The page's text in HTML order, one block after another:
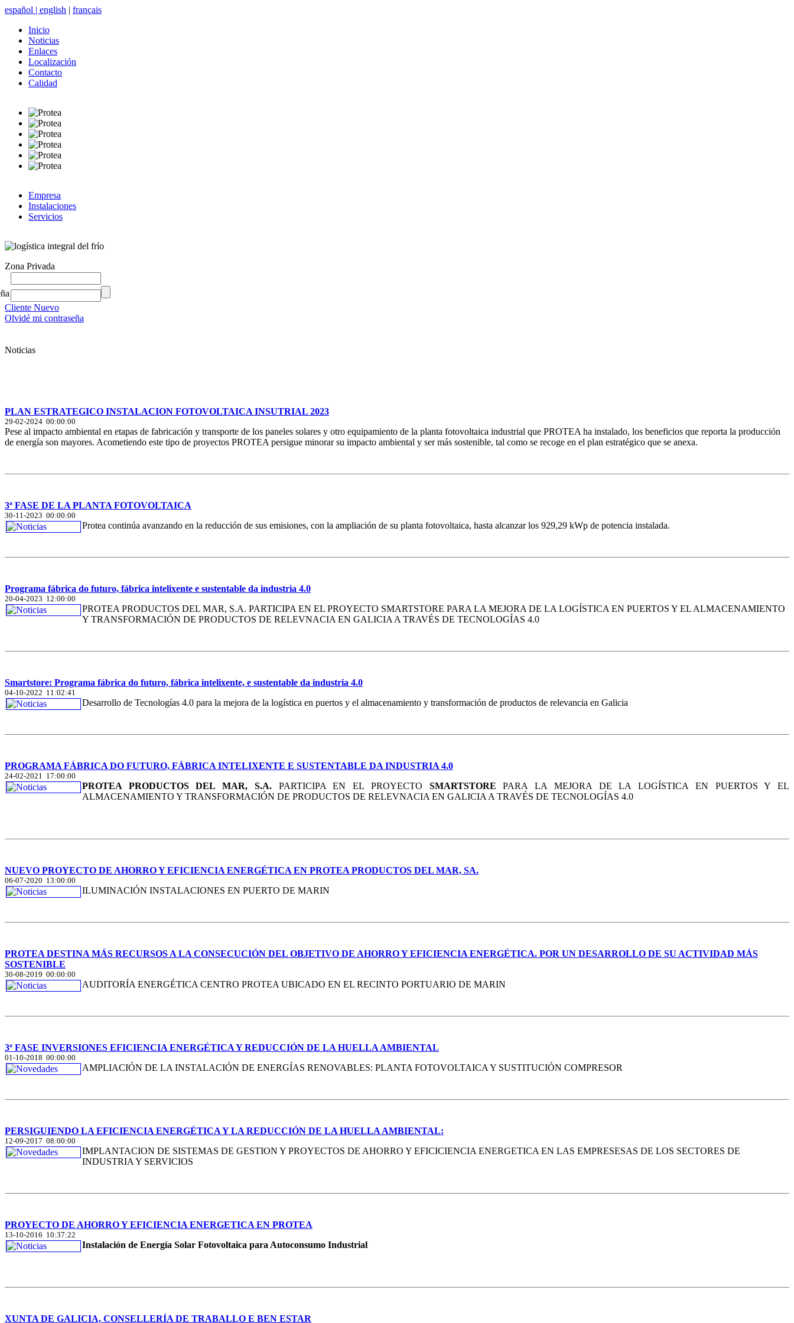
español | english | français
Inicio
Noticias
Enlaces
Localización
Contacto
Calidad
Empresa
Instalaciones
Servicios
logística integral del frío
Zona Privada
Cliente Nuevo
Olvidé mi contraseña
Noticias
PLAN ESTRATEGICO INSTALACION FOTOVOLTAICA INSUTRIAL 2023
29-02-2024 00:00:00
Pese al impacto ambiental en etapas de fabricación y transporte de los paneles solares y otro equipamiento de la planta fotovoltaica industrial que PROTEA ha instalado, los beneficios que reporta la producción
de energía son mayores. Acometiendo este tipo de proyectos PROTEA persigue minorar su impacto ambiental y ser más sostenible, tal como se recoge en el plan estratégico que se anexa.
3ª FASE DE LA PLANTA FOTOVOLTAICA
30-11-2023 00:00:00
Protea continúa avanzando en la reducción de sus emisiones, con la ampliación de su planta fotovoltaica, hasta alcanzar los 929,29 kWp de potencia instalada.
Programa fábrica do futuro, fábrica intelixente e sustentable da industria 4.0
20-04-2023 12:00:00
PROTEA PRODUCTOS DEL MAR, S.A. PARTICIPA EN EL PROYECTO SMARTSTORE PARA LA MEJORA DE LA LOGÍSTICA EN PUERTOS Y EL ALMACENAMIENTO
Y TRANSFORMACIÓN DE PRODUCTOS DE RELEVNACIA EN GALICIA A TRAVÉS DE TECNOLOGÍAS 4.0
Smartstore: Programa fábrica do futuro, fábrica intelixente, e sustentable da industria 4.0
04-10-2022 11:02:41
Desarrollo de Tecnologías 4.0 para la mejora de la logística en puertos y el almacenamiento y transformación de productos de relevancia en Galicia
PROGRAMA FÁBRICA DO FUTURO, FÁBRICA INTELIXENTE E SUSTENTABLE DA INDUSTRIA 4.0
24-02-2021 17:00:00
PROTEA PRODUCTOS DEL MAR, S.A.PARTICIPA EN EL PROYECTO SMARTSTORE PARA LA MEJORA DE LA LOGÍSTICA EN PUERTOS Y EL
ALMACENAMIENTO Y TRANSFORMACIÓN DE PRODUCTOS DE RELEVNACIA EN GALICIA A TRAVÉS DE TECNOLOGÍAS 4.0
NUEVO PROYECTO DE AHORRO Y EFICIENCIA ENERGÉTICA EN PROTEA PRODUCTOS DEL MAR, SA.
06-07-2020 13:00:00
ILUMINACIÓN INSTALACIONES EN PUERTO DE MARIN
PROTEA DESTINA MÁS RECURSOS A LA CONSECUCIÓN DEL OBJETIVO DE AHORRO Y EFICIENCIA ENERGÉTICA. POR UN DESARROLLO DE SU ACTIVIDAD MÁS
SOSTENIBLE
30-08-2019 00:00:00
AUDITORÍA ENERGÉTICA CENTRO PROTEA UBICADO EN EL RECINTO PORTUARIO DE MARIN
3ª FASE INVERSIONES EFICIENCIA ENERGÉTICA Y REDUCCIÓN DE LA HUELLA AMBIENTAL
01-10-2018 00:00:00
AMPLIACIÓN DE LA INSTALACIÓN DE ENERGÍAS RENOVABLES: PLANTA FOTOVOLTAICA Y SUSTITUCIÓN COMPRESOR
PERSIGUIENDO LA EFICIENCIA ENERGÉTICA Y LA REDUCCIÓN DE LA HUELLA AMBIENTAL:
12-09-2017 08:00:00
IMPLANTACION DE SISTEMAS DE GESTION Y PROYECTOS DE AHORRO Y EFICICIENCIA ENERGETICA EN LAS EMPRESESAS DE LOS SECTORES DE
INDUSTRIA Y SERVICIOS
PROYECTO DE AHORRO Y EFICIENCIA ENERGETICA EN PROTEA
13-10-2016 10:37:22
Instalación de Energía Solar Fotovoltaica para Autoconsumo Industrial
XUNTA DE GALICIA, CONSELLERÍA DE TRABALLO E BEN ESTAR